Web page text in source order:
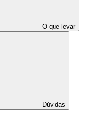
O que levar
Dúvidas